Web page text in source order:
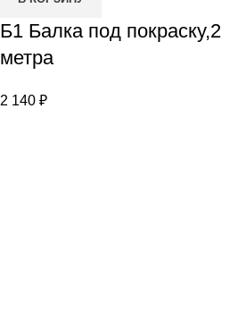
Б1 Балка под покраску,2
метра
2 140 ₽